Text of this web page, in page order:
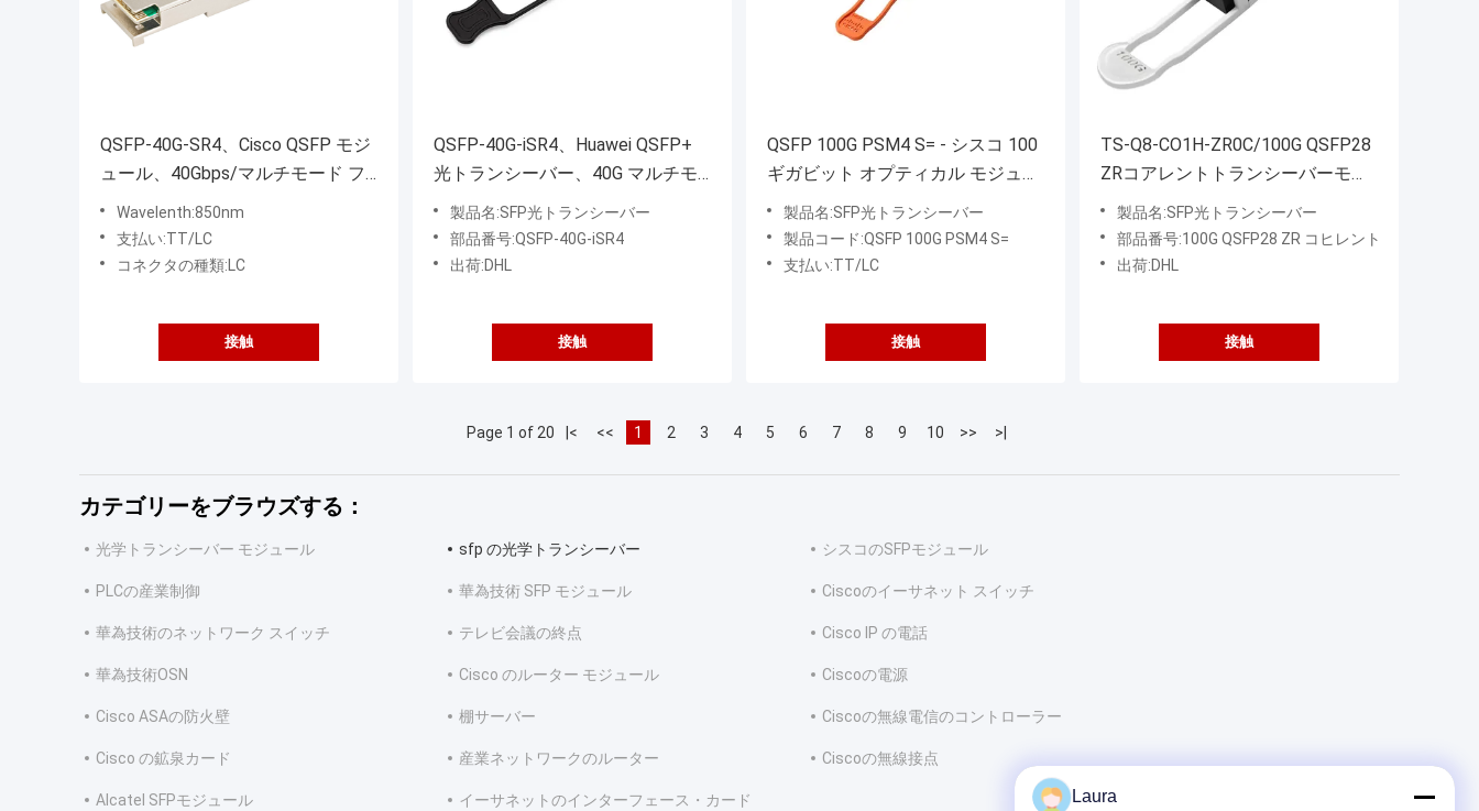
QSFP-40G-SR4、Cisco QSFP モジ
ュール、40Gbps/マルチモード フ
ァイバ/短距離
Wavelenth:850nm
支払い:TT/LC
コネクタの種類:LC
接触
QSFP-40G-iSR4、Huawei QSFP+
光トランシーバー、40G マルチモ
ード/0.15km/850nm
製品名:SFP光トランシーバー
部品番号:QSFP-40G-iSR4
出荷:DHL
接触
QSFP 100G PSM4 S= - シスコ 100
ギガビット オプティカル モジュー
ル100GBASE PSM4 QSFP トラン
シーバー MPO SMF 500m
製品名:SFP光トランシーバー
製品コード:QSFP 100G PSM4 S=
支払い:TT/LC
接触
TS-Q8-CO1H-ZR0C/100G QSFP28
ZRコアレントトランシーバーモジ
ュール - 長距離送信のための高性
能
製品名:SFP光トランシーバー
部品番号:100G QSFP28 ZR コヒレント
出荷:DHL
接触
Page 1 of 20 |< << 1 2 3 4 5 6 7 8 9 10 >> >|
カテゴリーをブラウズする：
光学トランシーバー モジュール sfp の光学トランシーバー シスコのSFPモジュール
PLCの産業制御 華為技術 SFP モジュール Ciscoのイーサネット スイッチ
華為技術のネットワーク スイッチ テレビ会議の終点 Cisco IP の電話
華為技術OSN Cisco のルーター モジュール Ciscoの電源
Cisco ASAの防火壁 棚サーバー Ciscoの無線電信のコントローラー
Cisco の鉱泉カード 産業ネットワークのルーター Ciscoの無線接点
Alcatel SFPモジュール イーサネットのインターフェース・カード Laura